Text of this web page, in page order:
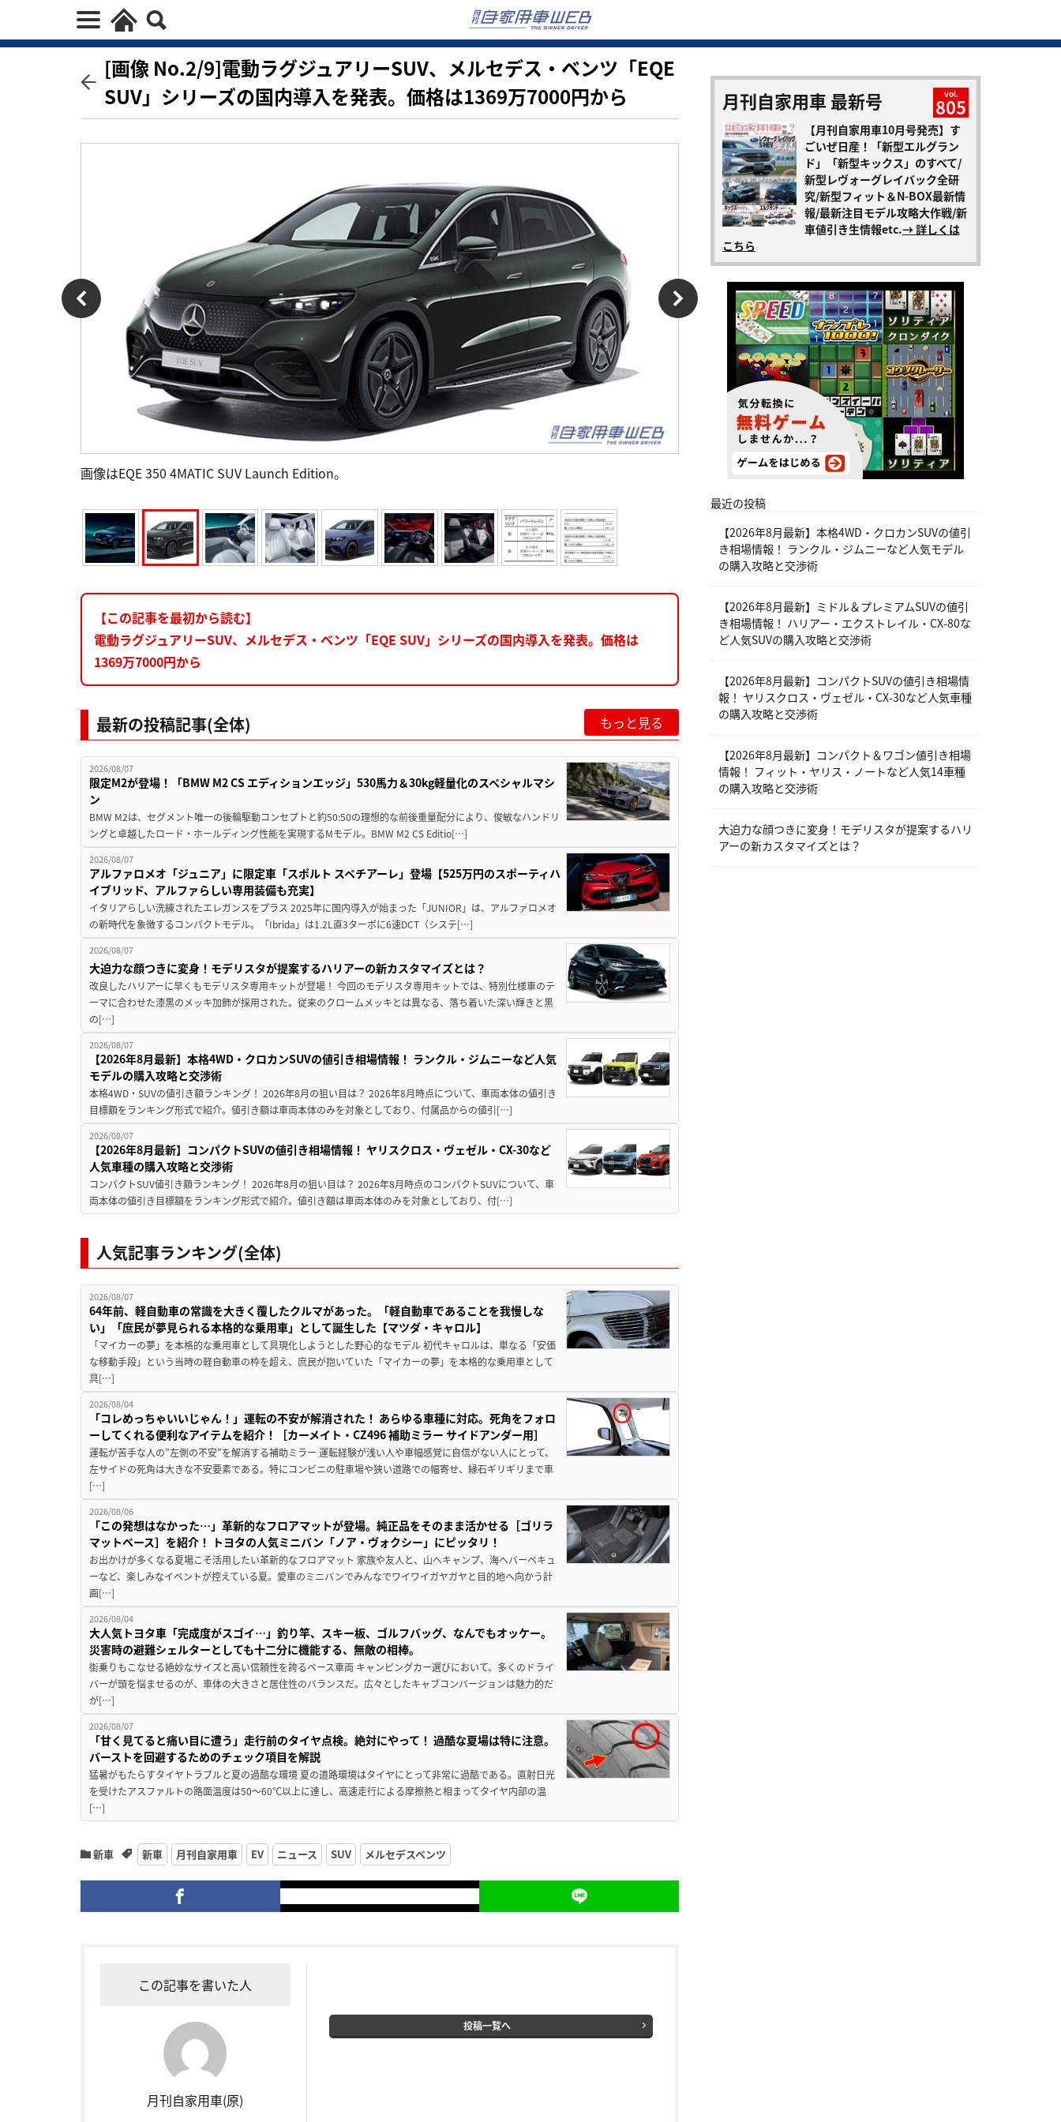
[画像 No.2/9]電動ラグジュアリーSUV、メルセデス・ベンツ「EQE
SUV」シリーズの国内導入を発表。価格は1369万7000円から
画像はEQE 350 4MATIC SUV Launch Edition。
【この記事を最初から読む】
電動ラグジュアリーSUV、メルセデス・ベンツ「EQE SUV」シリーズの国内導入を発表。価格は
1369万7000円から
最新の投稿記事(全体) もっと見る
2026/08/07
限定M2が登場！「BMW M2 CS エディションエッジ」530馬力＆30kg軽量化のスペシャルマシ
ン
BMW M2は、セグメント唯一の後輪駆動コンセプトと約50:50の理想的な前後重量配分により、俊敏なハンドリ
ングと卓越したロード・ホールディング性能を実現するMモデル。BMW M2 CS Editio[…]
2026/08/07
アルファロメオ「ジュニア」に限定車「スポルト スペチアーレ」登場【525万円のスポーティハ
イブリッド、アルファらしい専用装備も充実】
イタリアらしい洗練されたエレガンスをプラス 2025年に国内導入が始まった「JUNIOR」は、アルファロメオ
の新時代を象徴するコンパクトモデル。「Ibrida」は1.2L直3ターボに6速DCT（システ[…]
2026/08/07
大迫力な顔つきに変身！モデリスタが提案するハリアーの新カスタマイズとは？
改良したハリアーに早くもモデリスタ専用キットが登場！ 今回のモデリスタ専用キットでは、特別仕様車のテ
ーマに合わせた漆黒のメッキ加飾が採用された。従来のクロームメッキとは異なる、落ち着いた深い輝きと黒
の[…]
2026/08/07
【2026年8月最新】本格4WD・クロカンSUVの値引き相場情報！ ランクル・ジムニーなど人気
モデルの購入攻略と交渉術
本格4WD・SUVの値引き額ランキング！ 2026年8月の狙い目は？ 2026年8月時点について、車両本体の値引き
目標額をランキング形式で紹介。値引き額は車両本体のみを対象としており、付属品からの値引[…]
2026/08/07
【2026年8月最新】コンパクトSUVの値引き相場情報！ ヤリスクロス・ヴェゼル・CX-30など
人気車種の購入攻略と交渉術
コンパクトSUV値引き額ランキング！ 2026年8月の狙い目は？ 2026年8月時点のコンパクトSUVについて、車
両本体の値引き目標額をランキング形式で紹介。値引き額は車両本体のみを対象としており、付[…]
人気記事ランキング(全体)
2026/08/07
64年前、軽自動車の常識を大きく覆したクルマがあった。「軽自動車であることを我慢しな
い」「庶民が夢見られる本格的な乗用車」として誕生した【マツダ・キャロル】
「マイカーの夢」を本格的な乗用車として具現化しようとした野心的なモデル 初代キャロルは、単なる「安価
な移動手段」という当時の軽自動車の枠を超え、庶民が抱いていた「マイカーの夢」を本格的な乗用車として
具[…]
2026/08/04
「コレめっちゃいいじゃん！」運転の不安が解消された！ あらゆる車種に対応。死角をフォロ
ーしてくれる便利なアイテムを紹介！［カーメイト・CZ496 補助ミラー サイドアンダー用］
運転が苦手な人の”左側の不安”を解消する補助ミラー 運転経験が浅い人や車幅感覚に自信がない人にとって、
左サイドの死角は大きな不安要素である。特にコンビニの駐車場や狭い道路での幅寄せ、縁石ギリギリまで車
[…]
2026/08/06
「この発想はなかった…」革新的なフロアマットが登場。純正品をそのまま活かせる［ゴリラ
マットベース］を紹介！ トヨタの人気ミニバン「ノア・ヴォクシー」にピッタリ！
お出かけが多くなる夏場こそ活用したい革新的なフロアマット 家族や友人と、山へキャンプ、海へバーベキュ
ーなど、楽しみなイベントが控えている夏。愛車のミニバンでみんなでワイワイガヤガヤと目的地へ向かう計
画[…]
2026/08/04
大人気トヨタ車「完成度がスゴイ…」釣り竿、スキー板、ゴルフバッグ、なんでもオッケー。
災害時の避難シェルターとしても十二分に機能する、無敵の相棒。
街乗りもこなせる絶妙なサイズと高い信頼性を誇るベース車両 キャンピングカー選びにおいて、多くのドライ
バーが頭を悩ませるのが、車体の大きさと居住性のバランスだ。広々としたキャブコンバージョンは魅力的だ
が[…]
2026/08/07
「甘く見てると痛い目に遭う」走行前のタイヤ点検。絶対にやって！ 過酷な夏場は特に注意。
バーストを回避するためのチェック項目を解説
猛暑がもたらすタイヤトラブルと夏の過酷な環境 夏の道路環境はタイヤにとって非常に過酷である。直射日光
を受けたアスファルトの路面温度は50〜60℃以上に達し、高速走行による摩擦熱と相まってタイヤ内部の温
[…]
新車 新車 月刊自家用車 EV ニュース SUV メルセデスベンツ
この記事を書いた人
月刊自家用車(原)
投稿一覧へ
月刊自家用車 最新号 vol.
805
【月刊自家用車10月号発売】す
ごいぜ日産！「新型エルグラン
ド」「新型キックス」のすべて/
新型レヴォーグレイバック全研
究/新型フィット＆N-BOX最新情
報/最新注目モデル攻略大作戦/新
車値引き生情報etc.→ 詳しくは
こちら
最近の投稿
【2026年8月最新】本格4WD・クロカンSUVの値引
き相場情報！ ランクル・ジムニーなど人気モデル
の購入攻略と交渉術
【2026年8月最新】ミドル＆プレミアムSUVの値引
き相場情報！ ハリアー・エクストレイル・CX-80な
ど人気SUVの購入攻略と交渉術
【2026年8月最新】コンパクトSUVの値引き相場情
報！ ヤリスクロス・ヴェゼル・CX-30など人気車種
の購入攻略と交渉術
【2026年8月最新】コンパクト＆ワゴン値引き相場
情報！ フィット・ヤリス・ノートなど人気14車種
の購入攻略と交渉術
大迫力な顔つきに変身！モデリスタが提案するハリ
アーの新カスタマイズとは？